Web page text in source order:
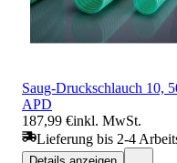
Saug-Druckschlauch 10,
APD
187,99 €inkl. MwSt.
Lieferung bis 2-4